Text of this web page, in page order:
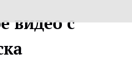
видео с